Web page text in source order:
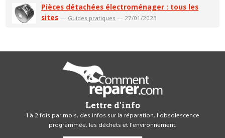
Pièces détachées électroménager : tous les
sites — Guides pratiques — 27/01/2023
Lettre d'info
1 à 2 fois par mois, des infos sur la réparation, l'obsolescence
programmée, les déchets et l'environnement.